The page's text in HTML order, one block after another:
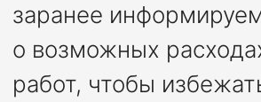
заранее
о возможных
работ, чтобы